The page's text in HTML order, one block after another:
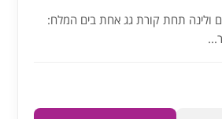
ולינה תחת קורת גג אחת בים המלח: